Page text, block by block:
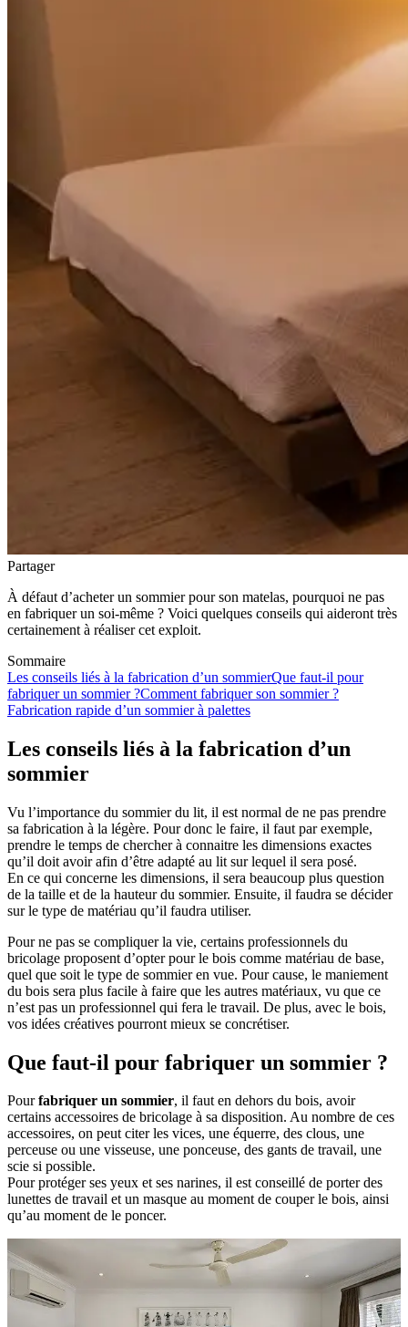
Partager
À défaut d’acheter un sommier pour son matelas, pourquoi ne pas
en fabriquer un soi-même ? Voici quelques conseils qui aideront très
certainement à réaliser cet exploit.
Sommaire
Les conseils liés à la fabrication d’un sommierQue faut-il pour
fabriquer un sommier ?Comment fabriquer son sommier ?
Fabrication rapide d’un sommier à palettes
Les conseils liés à la fabrication d’un
sommier
Vu l’importance du sommier du lit, il est normal de ne pas prendre
sa fabrication à la légère. Pour donc le faire, il faut par exemple,
prendre le temps de chercher à connaitre les dimensions exactes
qu’il doit avoir afin d’être adapté au lit sur lequel il sera posé.
En ce qui concerne les dimensions, il sera beaucoup plus question
de la taille et de la hauteur du sommier. Ensuite, il faudra se décider
sur le type de matériau qu’il faudra utiliser.
Pour ne pas se compliquer la vie, certains professionnels du
bricolage proposent d’opter pour le bois comme matériau de base,
quel que soit le type de sommier en vue. Pour cause, le maniement
du bois sera plus facile à faire que les autres matériaux, vu que ce
n’est pas un professionnel qui fera le travail. De plus, avec le bois,
vos idées créatives pourront mieux se concrétiser.
Que faut-il pour fabriquer un sommier ?
Pourfabriquer un sommier, il faut en dehors du bois, avoir
certains accessoires de bricolage à sa disposition. Au nombre de ces
accessoires, on peut citer les vices, une équerre, des clous, une
perceuse ou une visseuse, une ponceuse, des gants de travail, une
scie si possible.
Pour protéger ses yeux et ses narines, il est conseillé de porter des
lunettes de travail et un masque au moment de couper le bois, ainsi
qu’au moment de le poncer.